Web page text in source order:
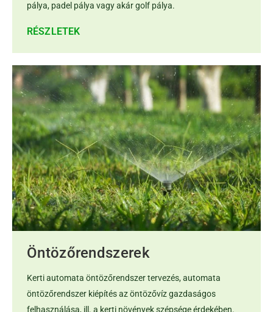
pálya, padel pálya vagy akár golf pálya.
RÉSZLETEK
Öntözőrendszerek
Kerti automata öntözőrendszer tervezés, automata
öntözőrendszer kiépítés az öntözővíz gazdaságos
felhasználása, ill. a kerti növények szépsége érdekében.